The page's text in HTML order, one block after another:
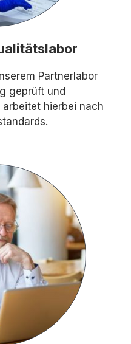
Partnerlabor
geprüft und
hierbei nach